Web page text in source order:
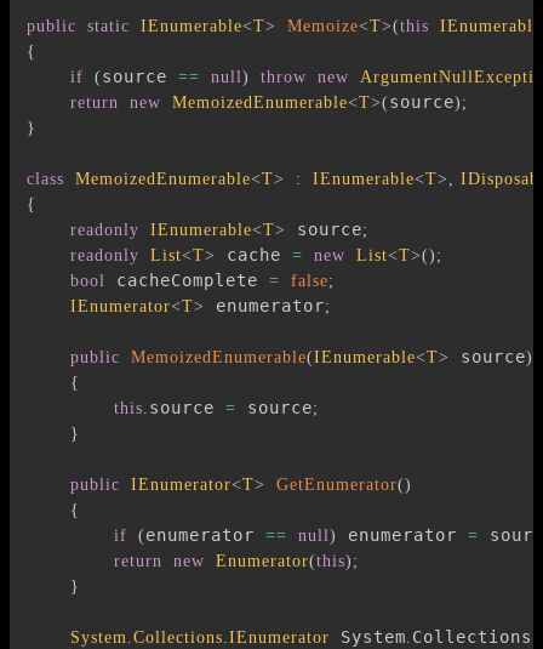
public static IEnumerable<T> Memoize<T>(this IEnumerable
{
if
( source == null) throw new
return
new MemoizedEnumerable<T>( source) ;
}
class MemoizedEnumerable<T> : IEnumerable<T> ,
{
readonly
IEnumerable<T> source;
readonly
List<T> cache = new List<T>() ;
bool cacheComplete = false;
IEnumerator<T> enumerator;
public MemoizedEnumerable(IEnumerable<T> source)
{
this. source = source;
}
public IEnumerator<T> GetEnumerator()
{
if
( enumerator == null) enumerator =
return new Enumerator(this) ;
}
System.Collections.IEnumerator System. Collections